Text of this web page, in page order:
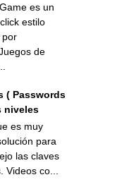
es un
estilo
por
de
( Passwords
niveles
es muy
para
las claves
co...